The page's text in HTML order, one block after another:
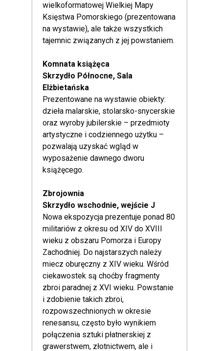
wielkoformatowej Wielkiej Mapy
Księstwa Pomorskiego (prezentowana
na wystawie), ale także wszystkich
tajemnic związanych z jej powstaniem.
Komnata książęca
Skrzydło Północne, Sala
Elżbietańska
Prezentowane na wystawie obiekty:
dzieła malarskie, stolarsko-snycerskie
oraz wyroby jubilerskie – przedmioty
artystyczne i codziennego użytku –
pozwalają uzyskać wgląd w
wyposażenie dawnego dworu
książęcego.
Zbrojownia
Skrzydło wschodnie, wejście J
Nowa ekspozycja prezentuje ponad 80
militariów z okresu od XIV do XVIII
wieku z obszaru Pomorza i Europy
Zachodniej. Do najstarszych należy
miecz oburęczny z XIV wieku. Wśród
ciekawostek są choćby fragmenty
zbroi paradnej z XVI wieku. Powstanie
i zdobienie takich zbroi,
rozpowszechnionych w okresie
renesansu, często było wynikiem
połączenia sztuki płatnerskiej z
grawerstwem, złotnictwem, ale i